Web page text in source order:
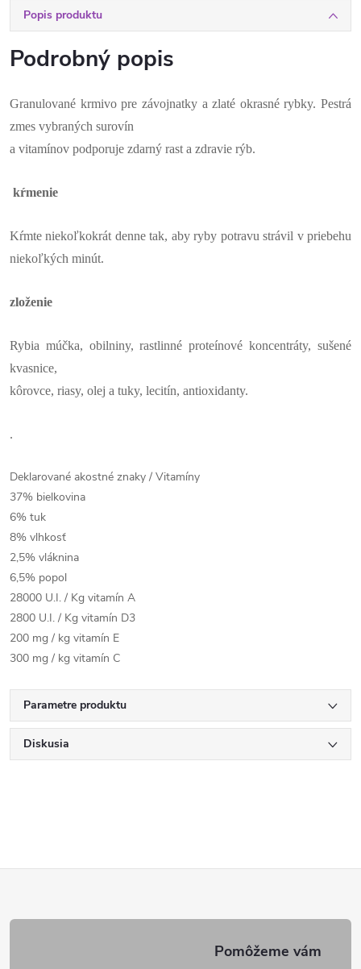
Popis produktu
Podrobný popis
Granulované krmivo pre závojnatky a zlaté okrasné rybky. Pestrá
zmes vybraných surovín
a vitamínov podporuje zdarný rast a zdravie rýb.
kŕmenie
Kŕmte niekoľkokrát denne tak, aby ryby potravu strávil v priebehu
niekoľkých minút.
zloženie
Rybia múčka, obilniny, rastlinné proteínové koncentráty, sušené
kvasnice,
kôrovce, riasy, olej a tuky, lecitín, antioxidanty.
.
Deklarované akostné znaky / Vitamíny
37% bielkovina
6% tuk
8% vlhkosť
2,5% vláknina
6,5% popol
28000 U.I. / Kg vitamín A
2800 U.I. / Kg vitamín D3
200 mg / kg vitamín E
300 mg / kg vitamín C
Parametre produktu
Diskusia
á